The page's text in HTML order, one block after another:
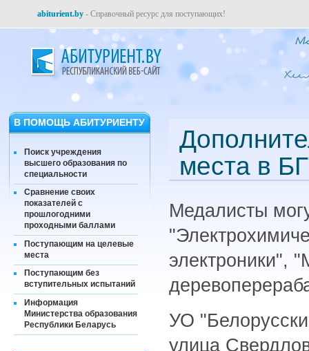
abiturient.by - Справочный ресурс для поступающих!
В ПОМОЩЬ АБИТУРИЕНТУ
Поиск учреждения
высшего образования по
специальности
Сравнение своих
показателей с
прошлогодними
проходными баллами
Поступающим на целевые
места
Поступающим без
вступительных испытаний
Информация
Министерства образования
Республики Беларусь
места в
Медалисты
электроники",
УО
улица